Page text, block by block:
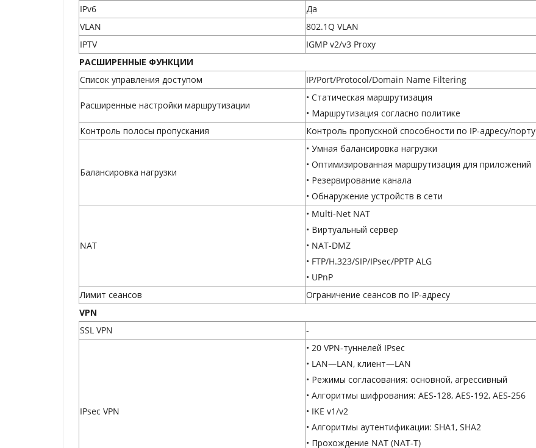
IPv6
Да
VLAN
802.1Q VLAN
IPTV
IGMP v2/v3 Proxy
РАСШИРЕННЫЕ ФУНКЦИИ
Список управления доступом
IP/Port/Protocol/Domain Name Filtering
Расширенные настройки маршрутизации
• Статическая маршрутизация
• Маршрутизация согласно политике
Контроль полосы пропускания
Контроль пропускной способности по IP-адресу/порту
Балансировка нагрузки
• Умная балансировка нагрузки
• Оптимизированная маршрутизация для приложений
• Резервирование канала
• Обнаружение устройств в сети
NAT
• Multi-Net NAT
• Виртуальный сервер
• NAT-DMZ
• FTP/H.323/SIP/IPsec/PPTP ALG
• UPnP
Лимит сеансов
Ограничение сеансов по IP-адресу
VPN
SSL VPN
-
IPsec VPN
• 20 VPN-туннелей IPsec
• LAN—LAN, клиент—LAN
• Режимы согласования: основной, агрессивный
• Алгоритмы шифрования: AES-128, AES-192, AES-256
• IKE v1/v2
• Алгоритмы аутентификации: SHA1, SHA2
• Прохождение NAT (NAT-T)